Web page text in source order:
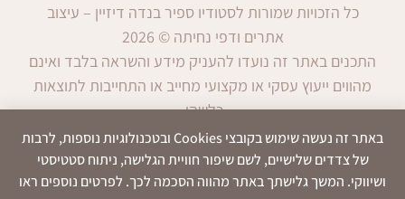
כל הזכויות שמורות לסטודיו ספיר בנדה דיזיין – עיצוב
אתרים ודפי נחיתה © 2026
התכנים באתר זה נועדו להעניק מידע והשראה בלבד ואינם
מהווים ייעוץ עסקי או מקצועי מחייב או התחייבות לתוצאות
כלשהן.
השימוש במידע הינו באחריות המשתמש בלבד.
באתר זה נעשה שימוש בקובצי Cookies ובטכנולוגיות נוספות, לרבות
של צדדים שלישיים, לשם שיפור חוויית הגלישה, ניתוח סטטיסטי
ושיווקי. המשך גלישתך באתר מהווה הסכמה לכך. לפרטים נוספים ראו